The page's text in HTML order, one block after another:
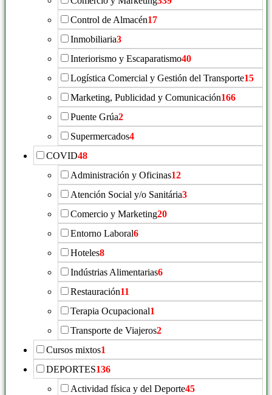
Control de Almacén17
Inmobiliaria3
Interiorismo y Escaparatismo40
Logística Comercial y Gestión del Transporte15
Marketing, Publicidad y Comunicación166
Puente Grúa2
Supermercados4
COVID48
Administración y Oficinas12
Atención Social y/o Sanitária3
Comercio y Marketing20
Entorno Laboral6
Hoteles8
Indústrias Alimentarias6
Restauración11
Terapia Ocupacional1
Transporte de Viajeros2
Cursos mixtos1
DEPORTES136
Actividad física y del Deporte45